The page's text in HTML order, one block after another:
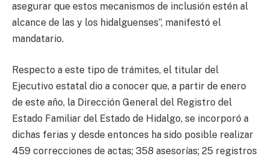
asegurar que estos mecanismos de inclusión estén al
alcance de las y los hidalguenses”, manifestó el
mandatario.
Respecto a este tipo de trámites, el titular del
Ejecutivo estatal dio a conocer que, a partir de enero
de este año, la Dirección General del Registro del
Estado Familiar del Estado de Hidalgo, se incorporó a
dichas ferias y desde entonces ha sido posible realizar
459 correcciones de actas; 358 asesorías; 25 registros